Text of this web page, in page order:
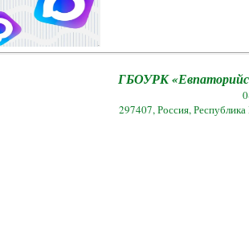
ГБОУРК
297407, Россия,